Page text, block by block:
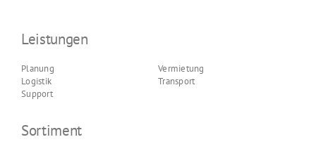
Leistungen
Planung
Logistik
Support
Vermietung
Transport
Sortiment